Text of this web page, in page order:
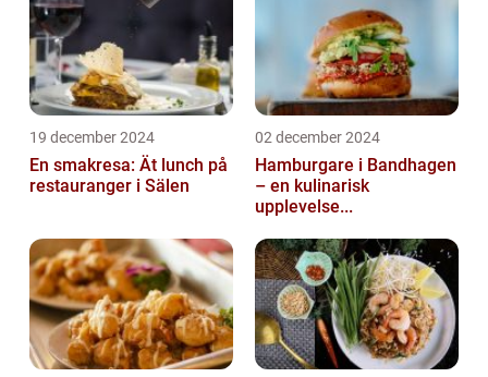
19 december 2024
En smakresa: Ät lunch på
restauranger i Sälen
02 december 2024
Hamburgare i Bandhagen
– en kulinarisk
upplevelse...